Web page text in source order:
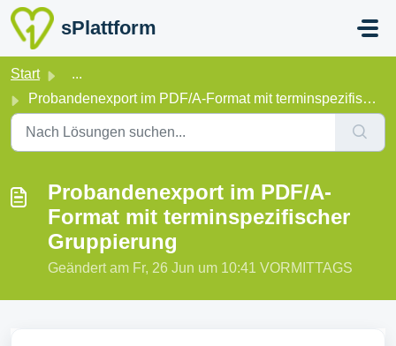
Zum hauptsächlichen Inhalt gehen
sPlattform
Start
...
Probandenexport im PDF/A-Format mit terminspezifischer Gr...
Probandenexport im PDF/A-
Format mit terminspezifischer
Gruppierung
Geändert am Fr, 26 Jun um 10:41 VORMITTAGS